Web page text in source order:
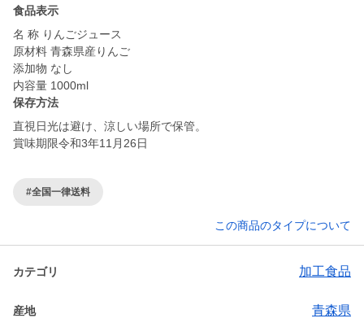
食品表示
名 称 りんごジュース
原材料 青森県産りんご
添加物 なし
内容量 1000ml
保存方法
直視日光は避け、涼しい場所で保管。
賞味期限令和3年11月26日
#全国一律送料
この商品のタイプについて
カテゴリ 加工食品
産地 青森県